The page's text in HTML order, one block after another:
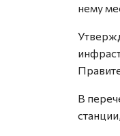
нему
В